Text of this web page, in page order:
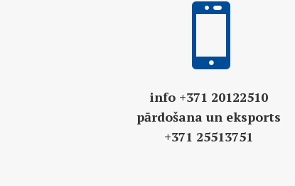

info +371 20122510
pārdošana un eksports
+371 25513751